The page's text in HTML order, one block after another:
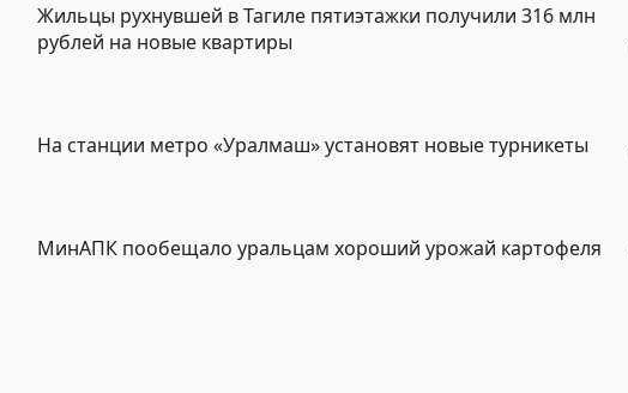
Жильцы рухнувшей в Тагиле пятиэтажки получили 316 млн
рублей на новые квартиры
На станции метро «Уралмаш» установят новые турникеты
МинАПК пообещало уральцам хороший урожай картофеля